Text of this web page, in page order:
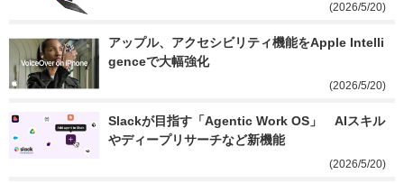
(2026/5/20)
アップル、アクセシビリティ機能をApple Intelli
genceで大幅強化
(2026/5/20)
Slackが目指す「Agentic Work OS」　AIスキル
やディープリサーチなど新機能
(2026/5/20)